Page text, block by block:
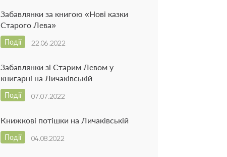
Забавлянки за книгою «Нові казки
Старого Лева»
22.06.2022
Події
Забавлянки зі Старим Левом у
книгарні на Личаківській
07.07.2022
Події
Книжкові потішки на Личаківській
04.08.2022
Події